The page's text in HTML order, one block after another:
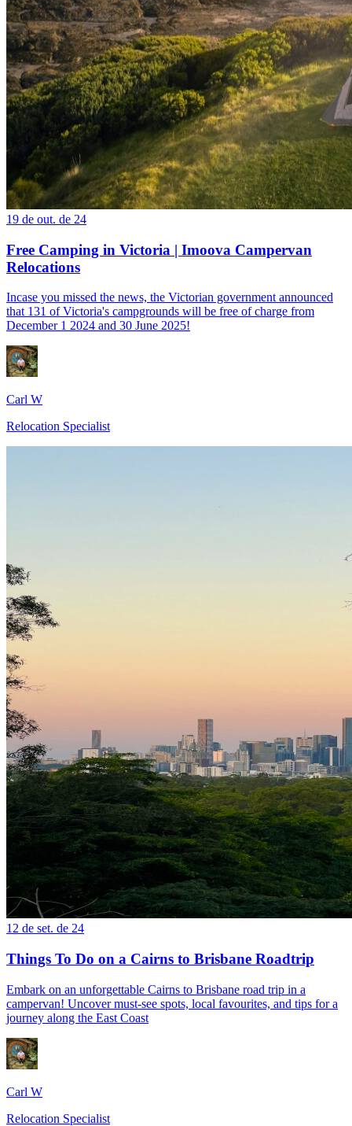
19 de out. de 24
Free Camping in Victoria | Imoova Campervan
Relocations
Incase you missed the news, the Victorian government announced
that 131 of Victoria's campgrounds will be free of charge from
December 1 2024 and 30 June 2025!
Carl W
Relocation Specialist
12 de set. de 24
Things To Do on a Cairns to Brisbane Roadtrip
Embark on an unforgettable Cairns to Brisbane road trip in a
campervan! Uncover must-see spots, local favourites, and tips for a
journey along the East Coast
Carl W
Relocation Specialist